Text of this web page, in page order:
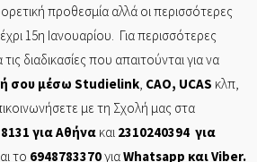
προθεσμία αλλά οι περισσότερες
15η Ιανουαρίου. Για περισσότερες
διαδικασίες που απαιτούνται για να
σου μέσω Studielink, CAO, UCAS κλπ,
με τη Σχολή μας στα
για Αθήνα και 2310240394 για
το 6948783370γιαWhatsapp καιViber.